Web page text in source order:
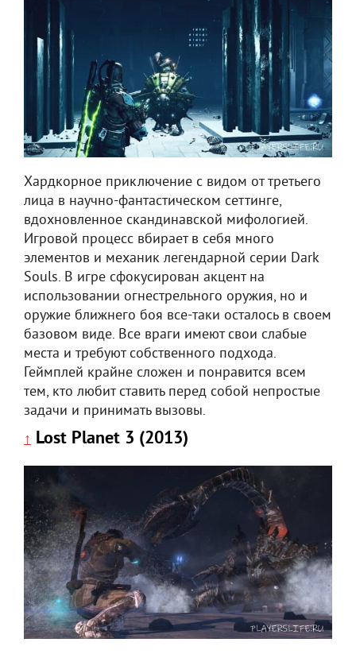
Хардкорное приключение с видом от третьего
лица в научно-фантастическом сеттинге,
вдохновленное скандинавской мифологией.
Игровой процесс вбирает в себя много
элементов и механик легендарной серии Dark
Souls. В игре сфокусирован акцент на
использовании огнестрельного оружия, но и
оружие ближнего боя все-таки осталось в своем
базовом виде. Все враги имеют свои слабые
места и требуют собственного подхода.
Геймплей крайне сложен и понравится всем
тем, кто любит ставить перед собой непростые
задачи и принимать вызовы.
↑ Lost Planet 3 (2013)